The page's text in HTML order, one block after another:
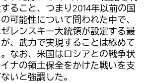
ること、つまり2014年以前の国
可能性について問われた中で、
ゼレンスキー大統領が設定する最
、武力で実現することは極めて
なお、米国はロシアとの戦争状
ナの領土保全をかけた戦いを支
いと強調した。